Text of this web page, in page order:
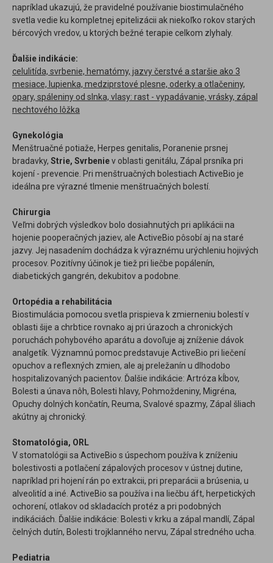
napríklad ukazujú, že pravidelné používanie biostimulačného
svetla vedie ku kompletnej epitelizácii ak niekoľko rokov starých
bércových vredov, u ktorých bežné terapie celkom zlyhaly.
Ďalšie indikácie:
celulitída, svrbenie, hematómy, jazvy čerstvé a staršie ako 3
mesiace, lupienka, medziprstové plesne, oderky a otlačeniny,
opary, spáleniny od slnka, vlasy: rast - vypadávanie, vrásky, zápal
nechtového lôžka
Gynekológia
Menštruačné potiaže, Herpes genitalis, Poranenie prsnej
bradavky, Strie, Svrbeniev oblasti genitálu, Zápal prsníka pri
kojení - prevencie. Pri menštruačných bolestiach ActiveBio je
ideálna pre výrazné tlmenie menštruačných bolestí.
Chirurgia
Veľmi dobrých výsledkov bolo dosiahnutých pri aplikácii na
hojenie pooperačných jaziev, ale ActiveBio pôsobí aj na staré
jazvy. Jej nasadením dochádza k výraznému urýchleniu hojivých
procesov. Pozitívny účinok je tiež pri liečbe popálenín,
diabetických gangrén, dekubitov a podobne.
Ortopédia a rehabilitácia
Biostimulácia pomocou svetla prispieva k zmierneniu bolestí v
oblasti šije a chrbtice rovnako aj pri úrazoch a chronických
poruchách pohybového aparátu a dovoľuje aj zníženie dávok
analgetík. Významnú pomoc predstavuje ActiveBio pri liečení
opuchov a reflexných zmien, ale aj preležanín u dlhodobo
hospitalizovaných pacientov. Ďalšie indikácie: Artróza kĺbov,
Bolesti a únava nôh, Bolesti hlavy, Pohmoždeniny, Migréna,
Opuchy dolných končatín, Reuma, Svalové spazmy, Zápal šliach
akútny aj chronický.
Stomatológia, ORL
V stomatológii sa ActiveBio s úspechom používa k zníženiu
bolestivosti a potlačení zápalových procesov v ústnej dutine,
napríklad pri hojení rán po extrakcii, pri preparácii a brúsenia, u
alveolitíd a iné. ActiveBio sa používa i na liečbu áft, herpetických
ochorení, otlakov od skladacích protéz a pri podobných
indikáciách. Ďalšie indikácie: Bolesti v krku a zápal mandlí, Zápal
čelných dutín, Bolesti trojklanného nervu, Zápal stredného ucha.
Pediatria